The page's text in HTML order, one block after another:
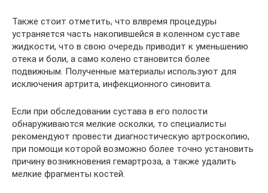
Также стоит отметить, что влвремя процедуры
устраняется часть накопившейся в коленном суставе
жидкости, что в свою очередь приводит к уменьшению
отека и боли, а само колено становится более
подвижным. Полученные материалы используют для
исключения артрита, инфекционного синовита.
Если при обследовании сустава в его полости
обнаруживаются мелкие осколки, то специалисты
рекомендуют провести диагностическую артроскопию,
при помощи которой возможно более точно установить
причину возникновения гемартроза, а также удалить
мелкие фрагменты костей.